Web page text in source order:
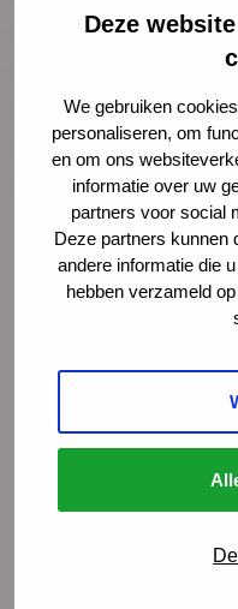
Deze
We gebruiken
personaliseren, om
en om ons
informatie over uw
partners voor social
Deze partners kunnen
andere informatie die
hebben verzameld
NCJ publicatie
De
De
overzichtelijk
(preventieve)
interventies
zijn voor
Ga
naar